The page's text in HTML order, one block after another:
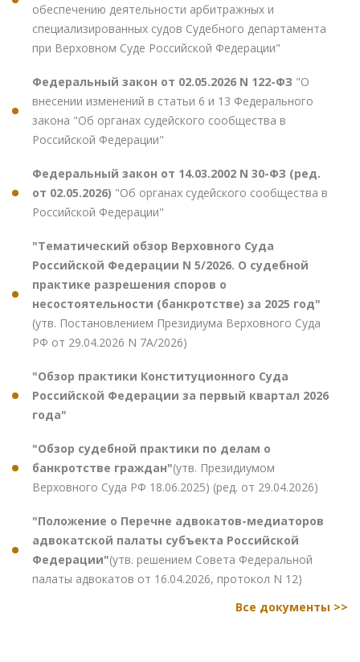
обеспечению деятельности арбитражных и
специализированных судов Судебного департамента
при Верховном Суде Российской Федерации"
Федеральный закон от 02.05.2026 N 122-ФЗ "О
внесении изменений в статьи 6 и 13 Федерального
закона "Об органах судейского сообщества в
Российской Федерации"
Федеральный закон от 14.03.2002 N 30-ФЗ (ред.
от 02.05.2026) "Об органах судейского сообщества в
Российской Федерации"
"Тематический обзор Верховного Суда
Российской Федерации N 5/2026. О судебной
практике разрешения споров о
несостоятельности (банкротстве) за 2025 год"
(утв. Постановлением Президиума Верховного Суда
РФ от 29.04.2026 N 7А/2026)
"Обзор практики Конституционного Суда
Российской Федерации за первый квартал 2026
года"
"Обзор судебной практики по делам о
банкротстве граждан"(утв. Президиумом
Верховного Суда РФ 18.06.2025) (ред. от 29.04.2026)
"Положение о Перечне адвокатов-медиаторов
адвокатской палаты субъекта Российской
Федерации"(утв. решением Совета Федеральной
палаты адвокатов от 16.04.2026, протокол N 12)
Все документы >>